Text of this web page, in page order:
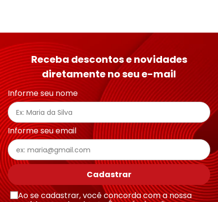
Receba descontos e novidades
diretamente no seu e-mail
Informe seu nome
Informe seu email
Cadastrar
Ao se cadastrar, você concorda com a nossa